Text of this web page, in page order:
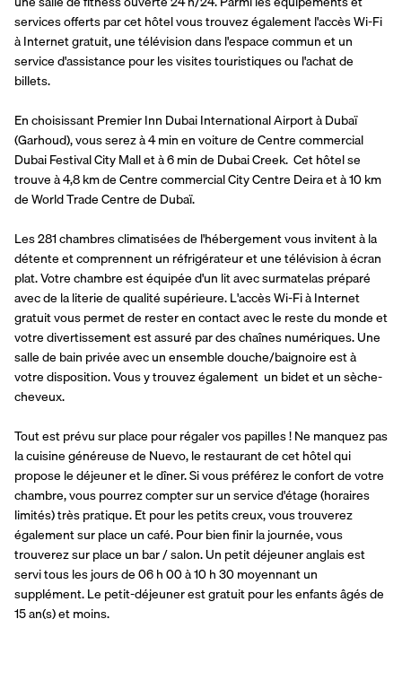
services offerts par cet hôtel vous trouvez également l'accès Wi-Fi
à Internet gratuit, une télévision dans l'espace commun et un
service d'assistance pour les visites touristiques ou l'achat de
billets.
En choisissant Premier Inn Dubai International Airport à Dubaï
(Garhoud), vous serez à 4 min en voiture de Centre commercial
Dubai Festival City Mall et à 6 min de Dubai Creek.  Cet hôtel se
trouve à 4,8 km de Centre commercial City Centre Deira et à 10 km
de World Trade Centre de Dubaï.
Les 281 chambres climatisées de l'hébergement vous invitent à la
détente et comprennent un réfrigérateur et une télévision à écran
plat. Votre chambre est équipée d'un lit avec surmatelas préparé
avec de la literie de qualité supérieure. L'accès Wi-Fi à Internet
gratuit vous permet de rester en contact avec le reste du monde et
votre divertissement est assuré par des chaînes numériques. Une
salle de bain privée avec un ensemble douche/baignoire est à
votre disposition. Vous y trouvez également  un bidet et un sèche-
cheveux.
Tout est prévu sur place pour régaler vos papilles ! Ne manquez pas
la cuisine généreuse de Nuevo, le restaurant de cet hôtel qui
propose le déjeuner et le dîner. Si vous préférez le confort de votre
chambre, vous pourrez compter sur un service d'étage (horaires
limités) très pratique. Et pour les petits creux, vous trouverez
également sur place un café. Pour bien finir la journée, vous
trouverez sur place un bar / salon. Un petit déjeuner anglais est
servi tous les jours de 06 h 00 à 10 h 30 moyennant un
supplément. Le petit-déjeuner est gratuit pour les enfants âgés de
15 an(s) et moins.